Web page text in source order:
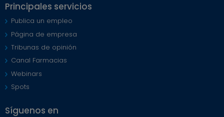
Principales servicios
Publica un empleo
Página de empresa
Tribunas de opinión
Canal Farmacias
Webinars
Spots
Síguenos en